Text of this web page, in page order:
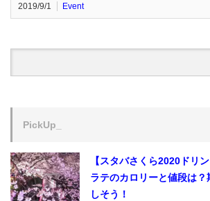
2019/9/1 Event
PickUp_
【スタバさくら2020ドリ
ラテのカロリーと値段は
しそう！